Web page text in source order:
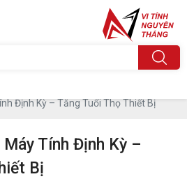
Định Kỳ – Tăng Tuổi Thọ Thiết Bị
Tính Định Kỳ –
Bị